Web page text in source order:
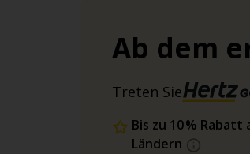
Ab dem
Treten Sie
Bis zu 10 %
Ländern